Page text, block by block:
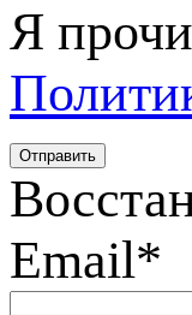
Я
Email*